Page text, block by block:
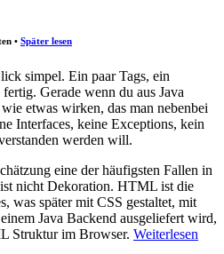
• Später lesen
simpel. Ein paar Tags, ein
Gerade wenn du aus Java
etwas wirken, das man nebenbei
Interfaces, keine Exceptions, kein
werden will.
eine der häufigsten Fallen in
nicht Dekoration. HTML ist die
was später mit CSS gestaltet, mit
Java Backend ausgeliefert wird,
Struktur im Browser. Weiterlesen